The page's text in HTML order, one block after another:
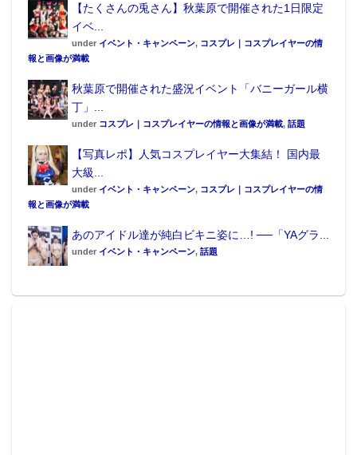
【たくさんの兎さん】秋葉原で開催された1日限定
イベ...
under イベント・キャンペーン, コスプレ｜コスプレイヤーの情
報と画像が満載
秋葉原で開催された盛況イベント「バニーガール横
丁」...
under コスプレ｜コスプレイヤーの情報と画像が満載, 話題
【写真レポ】人気コスプレイヤー大集結！ 国内最
大級...
under イベント・キャンペーン, コスプレ｜コスプレイヤーの情
報と画像が満載
あのアイドル達が純白ビキニ姿に…! ──「YAグラ...
under イベント・キャンペーン, 話題